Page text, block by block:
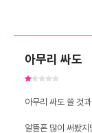
아무리 싸도
알뜰폰 많이 써봤